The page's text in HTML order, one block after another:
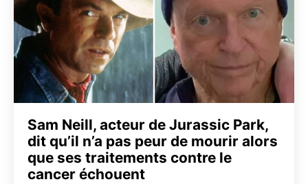
Sam Neill, acteur de Jurassic Park,
dit qu’il n’a pas peur de mourir alors
que ses traitements contre le
cancer échouent